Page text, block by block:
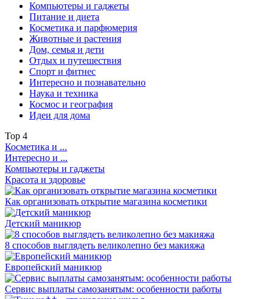
Компьютеры и гаджеты
Питание и диета
Косметика и парфюмерия
Животные и растения
Дом, семья и дети
Отдых и путешествия
Спорт и фитнес
Интересно и познавательно
Наука и техника
Космос и география
Идеи для дома
Top 4
Косметика и ...
Интересно и ...
Компьютеры и гаджеты
Красота и здоровье
Как организовать открытие магазина косметики
Детский маникюр
8 способов выглядеть великолепно без макияжа
Европейский маникюр
Сервис выплаты самозанятым: особенности работы